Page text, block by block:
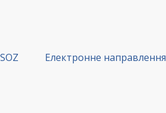
Електронне направлення